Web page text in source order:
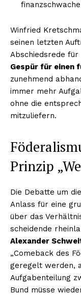
Winfried
seinen letzten
Abschiedsrede für
Gespür für einen
zunehmend
immer mehr
ohne die
mitzuliefern.
Prinzip
Die Debatte um
Anlass für eine
über das
scheidende
Alexander
„Comeback des
geregelt werden,
Aufgabenteilung
Bund müsse